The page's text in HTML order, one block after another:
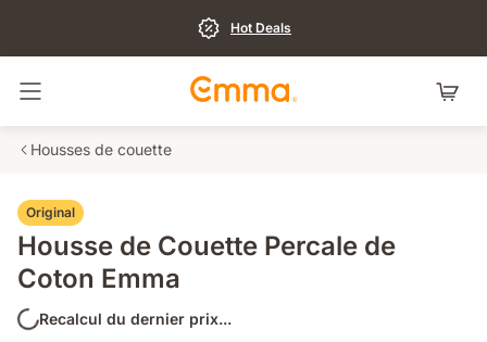
Hot Deals
Basculer la navigation
Housses de couette
Original
Housse de Couette Percale de
Coton Emma
Recalcul du dernier prix...